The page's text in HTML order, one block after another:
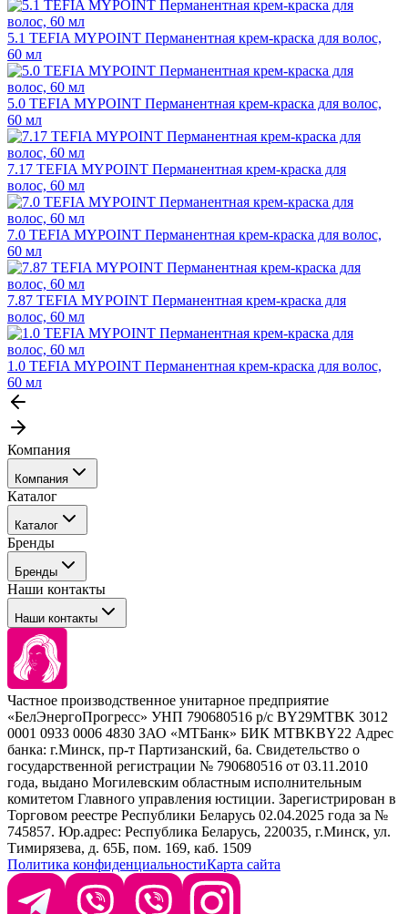
5.1 TEFIA MYPOINT Перманентная крем-краска для волос,
60 мл
5.0 TEFIA MYPOINT Перманентная крем-краска для волос,
60 мл
7.17 TEFIA MYPOINT Перманентная крем-краска для
волос, 60 мл
7.0 TEFIA MYPOINT Перманентная крем-краска для волос,
60 мл
7.87 TEFIA MYPOINT Перманентная крем-краска для
волос, 60 мл
1.0 TEFIA MYPOINT Перманентная крем-краска для волос,
60 мл
Компания
Компания
События
Покупателю
Каталог
Каталог
Профессиональные средства для окрашивания волос
Сервисные средства
Уход
Стайлинг
Брови и ресницы
Барберинг
Наборы
Расходные материалы
Бренды
Бренды
Tefia
Concept
Kezy
Barex
Sim Sensitive
Kebren
Selective Professional
White Line
Наши контакты
Наши контакты
+ 375 44 7233514
+ 375 29 1649505
info@krasabel.by
Офис: г. Минск, ул. Тимирязева 65Б, офис 1509
Склад: г. Минск, ул. Домбровская, 15
Время работы: пн–чт 9:00–17:30, пт 9:00–17:00
Частное производственное унитарное предприятие
«БелЭнергоПрогресс» УНП 790680516 р/с BY29MTBK 3012
0001 0933 0006 4830 ЗАО «МТБанк» БИК MTBKBY22 Адрес
банка: г.Минск, пр-т Партизанский, 6а. Свидетельство о
государственной регистрации № 790680516 от 03.11.2010
года, выдано Могилевским областным исполнительным
комитетом Главного управления юстиции. Зарегистрирован в
Торговом реестре Республики Беларусь 02.04.2025 года за №
745857. Юр.адрес: Республика Беларусь, 220035, г.Минск, ул.
Тимирязева, д. 65Б, пом. 169, каб. 1509
Политика конфиденциальностиКарта сайта